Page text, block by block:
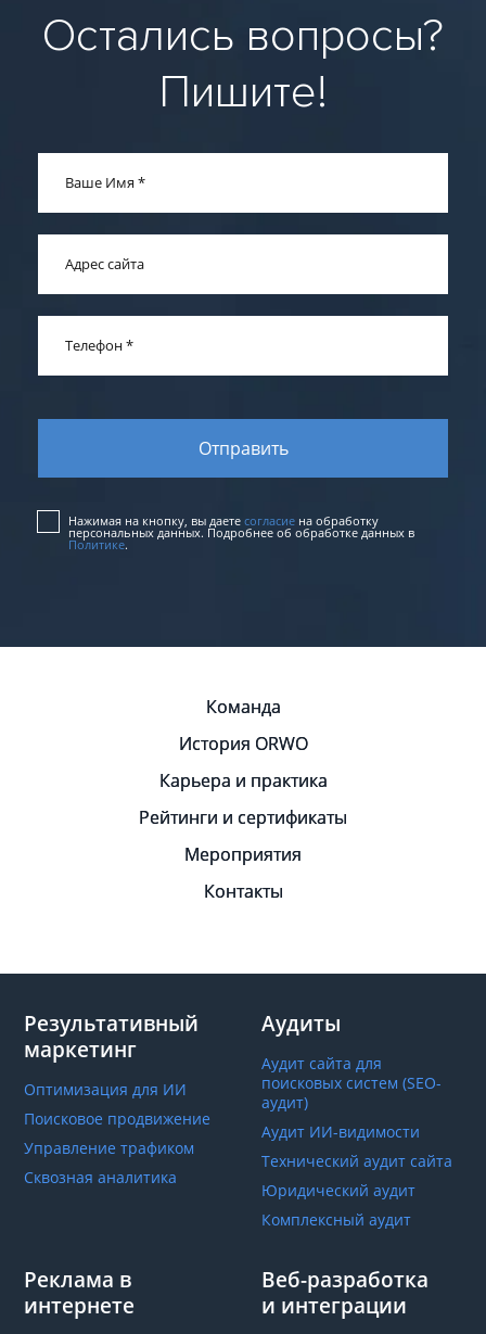
Остались вопросы?
Пишите!
Ваше Имя *
Адрес сайта
Телефон*
Нажимая на кнопку, вы даете согласие на обработку
персональных данных. Подробнее об обработке данных в
Политике.
Команда
История ORWO
Карьера и практика
Рейтинги и сертификаты
Мероприятия
Контакты
Результативный
маркетинг
Оптимизация для ИИ
Поисковое продвижение
Управление трафиком
Сквозная аналитика
Аудиты
Аудит сайта для
поисковых систем (SEO-
аудит)
Аудит ИИ-видимости
Технический аудит сайта
Юридический аудит
Комплексный аудит
Реклама в
интернете
Веб-разработка
и интеграции